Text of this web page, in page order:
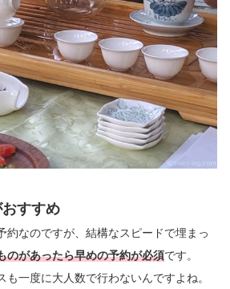
すすめ
約なのですが、結構なスピードで埋まっ
のがあったら早めの予約が必須です。
も一度に大人数で行わないんですよね。